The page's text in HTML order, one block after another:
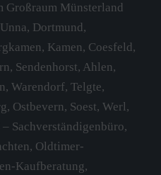
Münsterland
Dortmund,
Kamen, Coesfeld,
Sendenhorst, Ahlen,
Warendorf, Telgte,
Ostbevern, Soest, Werl,
Sachverständigenbüro,
Oldtimer-
Kaufberatung,